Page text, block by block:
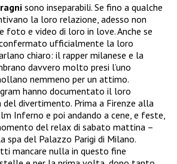
sono inseparabili. Se fino a qualche
la loro relazione, adesso non
foto e video di loro in love. Anche se
confermato ufficialmente la loro
chiaro: il rapper milanese e la
davvero molto presi l’uno
nemmeno per un attimo.
hanno documentato il loro
del divertimento. Prima a Firenze alla
Inferno e poi andando a cene, e feste,
del relax di sabato mattina –
del Palazzo Parigi di Milano.
mancare nulla in questo fine